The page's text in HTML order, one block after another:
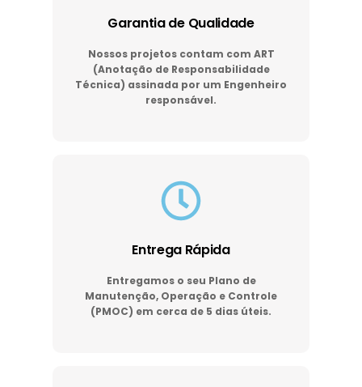
Garantia de Qualidade
Nossos projetos contam com ART
(Anotação de Responsabilidade
Técnica) assinada por um Engenheiro
responsável.
Entrega Rápida
Entregamos o seu Plano de
Manutenção, Operação e Controle
(PMOC) em cerca de 5 dias úteis.